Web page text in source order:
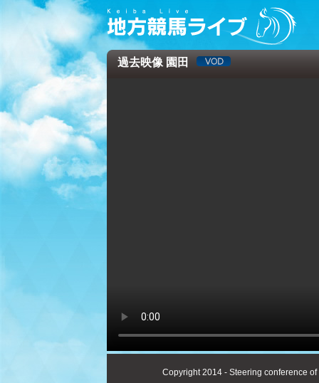
過去映像 園田
Copyright 2014 - Steering conference